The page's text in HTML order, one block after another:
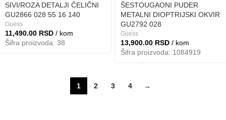
SIVI/ROZA DETALJI ČELIČNI
GU2866 028 55 16 140
Guess
11,490.00 RSD / kom
Šifra proizvoda: 38
ŠESTOUGAONI PUDER
METALNI DIOPTRIJSKI OKVIR
GU2792 028
Guess
13,900.00 RSD / kom
Šifra proizvoda: 1084919
1 2 3 4 →